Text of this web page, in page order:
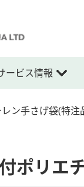
ービス情報
ン手さげ袋(特注
リエ